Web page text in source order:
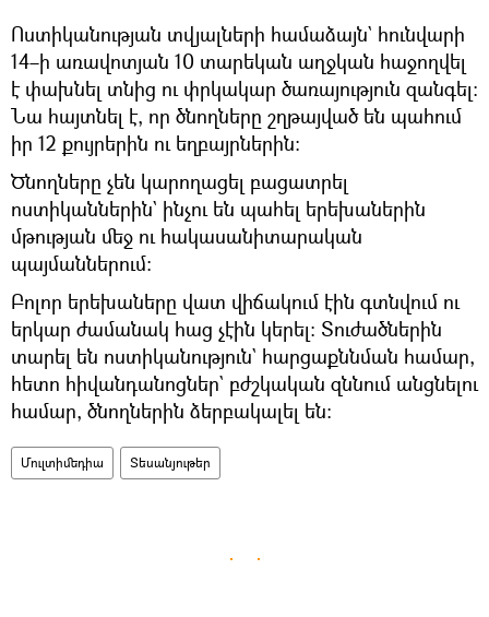
Ոստիկանության տվյալների համաձայն` հունվարի
14–ի առավոտյան 10 տարեկան աղջկան հաջողվել
է փախնել տնից ու փրկակար ծառայություն զանգել։
Նա հայտնել է, որ ծնողները շղթայված են պահում
իր 12 քույրերին ու եղբայրներին։
Ծնողները չեն կարողացել բացատրել
ոստիկաններին` ինչու են պահել երեխաներին
մթության մեջ ու հակասանիտարական
պայմաններում։
Բոլոր երեխաները վատ վիճակում էին գտնվում ու
երկար ժամանակ հաց չէին կերել։ Տուժածներին
տարել են ոստիկանություն` հարցաքննման համար,
հետո հիվանդանոցներ` բժշկական զննում անցնելու
համար, ծնողներին ձերբակալել են։
Մուլտիմեդիա Տեսանյութեր